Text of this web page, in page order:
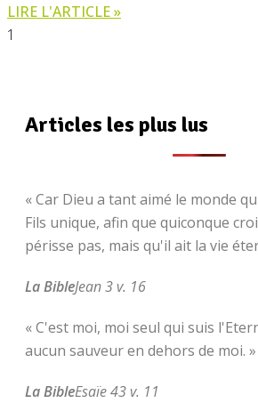
LIRE L'ARTICLE »
Articles les plus lus
« Car Dieu a tant aimé le monde
Fils unique, afin que quiconque
périsse pas, mais qu'il ait la vie
La BibleJean 3 v. 16
« C'est moi, moi seul qui suis
aucun sauveur en dehors de moi. »
La BibleEsaïe 43 v. 11